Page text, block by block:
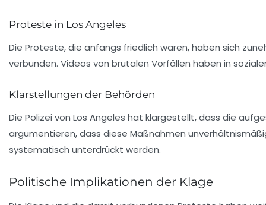
Proteste in Los Angeles
Die Proteste, die anfangs friedlich waren, haben sich
verbunden. Videos von brutalen Vorfällen haben in
Klarstellungen der Behörden
Die Polizei von Los Angeles hat klargestellt, dass die
argumentieren, dass diese Maßnahmen
systematisch unterdrückt werden.
Politische Implikationen der Klage